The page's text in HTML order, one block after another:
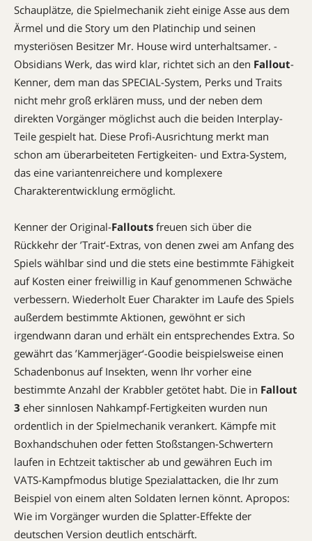
Schauplätze, die Spielmechanik zieht einige Asse aus dem
Ärmel und die Story um den Platinchip und seinen
mysteriösen Besitzer Mr. House wird unterhaltsamer. ­
Obsidians Werk, das wird klar, richtet sich an den Fallout-
Kenner, dem man das SPECIAL-System, Perks und Traits
nicht mehr groß erklären muss, und der neben dem
direkten Vorgänger möglichst auch die beiden Interplay-
Teile gespielt hat. Diese Profi-Ausrichtung merkt man
schon am überarbeiteten Fertigkeiten- und Extra-System,
das eine variantenreichere und komplexere
Charakterentwicklung ermöglicht.
Kenner der Original-Fallouts freuen sich über die
Rückkehr der ’Trait‘-Extras, von denen zwei am Anfang des
Spiels wählbar sind und die stets eine bestimmte Fähigkeit
auf Kosten einer freiwillig in Kauf genommenen Schwäche
verbessern. Wiederholt Euer Charakter im Laufe des Spiels
außerdem bestimmte Aktionen, gewöhnt er sich
irgendwann daran und erhält ein entsprechendes Extra. So
gewährt das ’Kammerjäger‘-Goodie beispielsweise einen
Schadenbonus auf Insekten, wenn Ihr vorher eine
bestimmte Anzahl der Krabbler getötet habt. Die in Fallout
3 eher sinnlosen Nahkampf-Fertigkeiten wurden nun
ordentlich in der Spielmechanik verankert. Kämpfe mit
Boxhandschuhen oder fetten Stoßstangen-Schwertern
laufen in Echtzeit taktischer ab und gewähren Euch im
VATS-Kampfmodus blutige Spezial­attacken, die Ihr zum
Beispiel von einem alten Soldaten lernen könnt. Apropos:
Wie im Vorgänger wurden die Splatter-Effekte der
deutschen Version deutlich entschärft.